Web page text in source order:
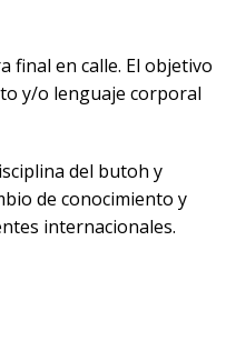
final en calle. El objetivo
y/o lenguaje corporal
del butoh y
de conocimiento y
internacionales.